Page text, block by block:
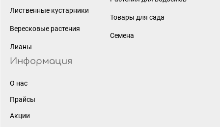
Лиственные кустарники
Вересковые растения
Лианы
Товары для сада
Семена
Информация
О нас
Прайсы
Акции